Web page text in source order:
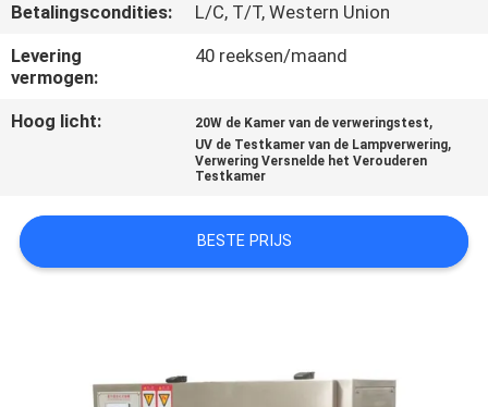
VERZOEK
OM EEN
SHOW
SITEMAP
POLICY
Betalingscondities:
L/C, T/T, Western Union
Levering
vermogen:
40 reeksen/maand
Hoog licht: 20W de Kamer van de verweringstest,
UV de Testkamer van de Lampverwering,
Verwering Versnelde het Verouderen
Testkamer
BESTE PRIJS